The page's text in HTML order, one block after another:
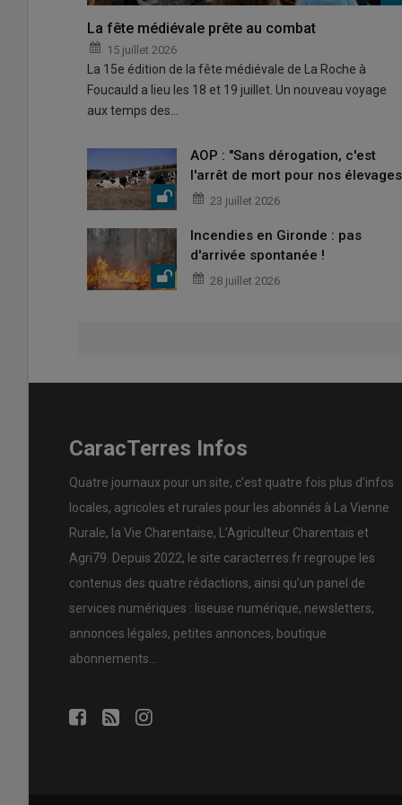
La fête médiévale prête au combat
15 juillet 2026
La 15e édition de la fête médiévale de La Roche à
Foucauld a lieu les 18 et 19 juillet. Un nouveau voyage
aux temps des…
AOP : "Sans dérogation, c'est
l'arrêt de mort pour nos
23 juillet 2026
Incendies en Gironde : pas
d'arrivée spontanée !
28 juillet 2026
CaracTerres Infos
Quatre journaux pour un site, c’est quatre fois plus d’infos
locales, agricoles et rurales pour les abonnés à La Vienne
Rurale, la Vie Charentaise, L’Agriculteur Charentais et
Agri79. Depuis 2022, le site caracterres.fr regroupe les
contenus des quatre rédactions, ainsi qu’un panel de
services numériques : liseuse numérique, newsletters,
annonces légales, petites annonces, boutique
abonnements…